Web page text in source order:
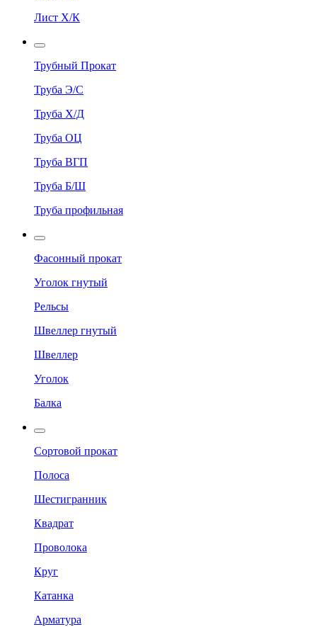
Лист Х/К
Трубный Прокат
Труба Э/С
Труба Х/Д
Труба ОЦ
Труба ВГП
Труба Б/Ш
Труба профильная
Фасонный прокат
Уголок гнутый
Рельсы
Швеллер гнутый
Швеллер
Уголок
Балка
Сортовой прокат
Полоса
Шестигранник
Квадрат
Проволока
Круг
Катанка
Арматура